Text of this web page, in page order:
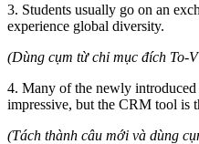
3. Students usually go on an
experience global diversity.
(Dùng cụm từ chỉ mục đích To-
4. Many of the newly introduced
impressive, but the CRM tool is
(Tách thành câu mới và dùng